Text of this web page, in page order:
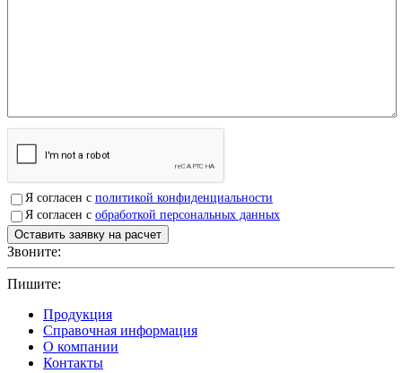
Я согласен с политикой конфиденциальности
Я согласен с обработкой персональных данных
Звоните:
Пишите:
Продукция
Справочная информация
О компании
Контакты